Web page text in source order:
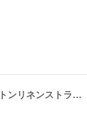
【margaux】cotton linen striped dress/【マルゴー】コットンリネンストライプドドレス